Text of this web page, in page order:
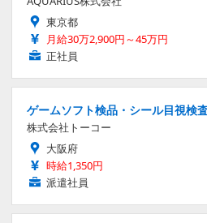
東京都
月給30万2,900円～45万円
正社員
ゲームソフト検品・シール目視検
株式会社トーコー
大阪府
時給1,350円
派遣社員